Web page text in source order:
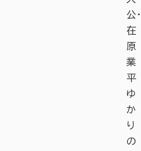
公・
在
原
業
平
ゆ
か
り
の